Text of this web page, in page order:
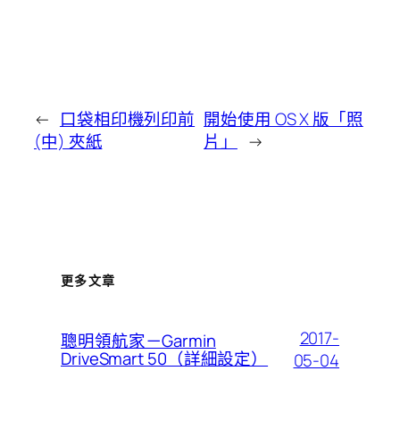
← 口袋相印機列印前
(中) 夾紙
開始使用 OS X 版「照
片」
→
更多文章
聰明領航家－Garmin
DriveSmart 50（詳細設定）
2017-
05-04